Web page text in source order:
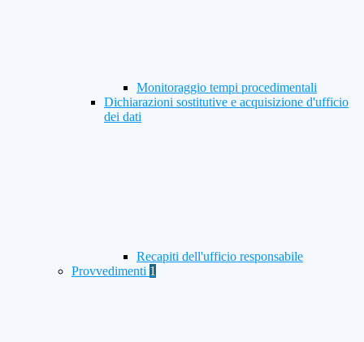
Monitoraggio tempi procedimentali
Dichiarazioni sostitutive e acquisizione d'ufficio
dei dati
Recapiti dell'ufficio responsabile
Provvedimenti 1